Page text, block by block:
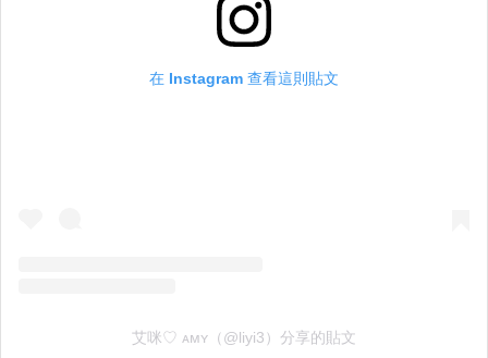
在 Instagram 查看這則貼文
艾咪♡ ᴀᴍʏ（@liyi3）分享的貼文